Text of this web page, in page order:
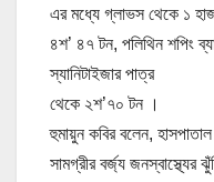
এর মধ্যে গ্লাভস থেকে ১
৪শ’ ৪৭ টন, পলিথিন শপিং
স্যানিটাইজার পাত্র
থেকে ২শ’৭০ টন ।
হুমায়ুন কবির বলেন,
সামগ্রীর বর্জ্য জনস্বাস্থ্যের